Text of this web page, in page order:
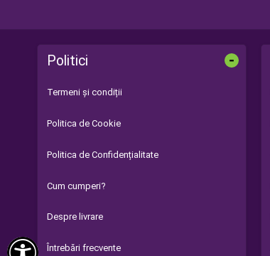
Politici -
Termeni și condiții
Politica de Cookie
Politica de Confidențialitate
Cum cumperi?
Despre livrare
Întrebări frecvente